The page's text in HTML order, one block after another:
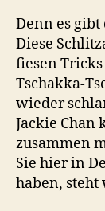
Denn es gibt
Diese
fiesen
Tschakka-
wieder
Jackie Chan
zusammen
Sie hier in
haben,